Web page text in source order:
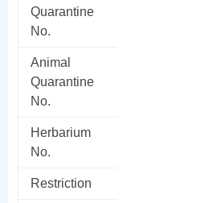
Quarantine
No.
Animal
Quarantine
No.
Herbarium
No.
Restriction